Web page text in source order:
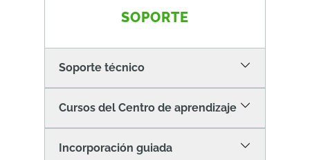
SOPORTE
Soporte técnico
Cursos del Centro de aprendizaje
Incorporación guiada